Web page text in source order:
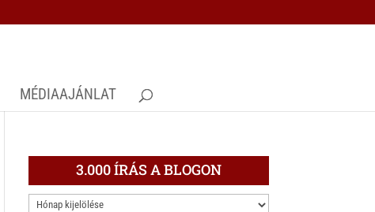
MÉDIAAJÁNLAT
3.000 ÍRÁS A BLOGON
3.000